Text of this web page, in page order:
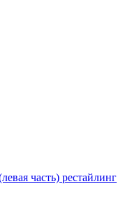
часть) рестайлинг